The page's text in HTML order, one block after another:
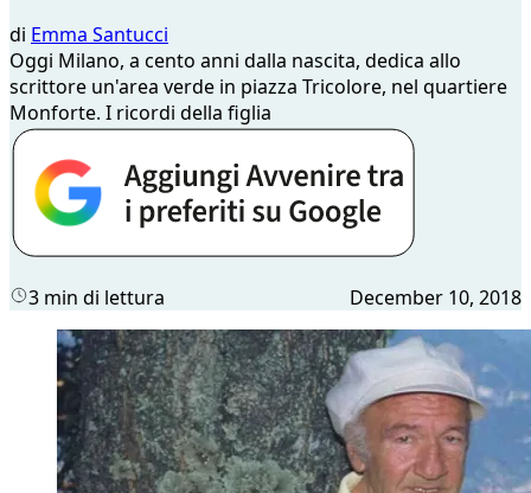
di Emma Santucci
Oggi Milano, a cento anni dalla nascita, dedica allo
scrittore un'area verde in piazza Tricolore, nel quartiere
Monforte. I ricordi della figlia
3 min di lettura December 10, 2018